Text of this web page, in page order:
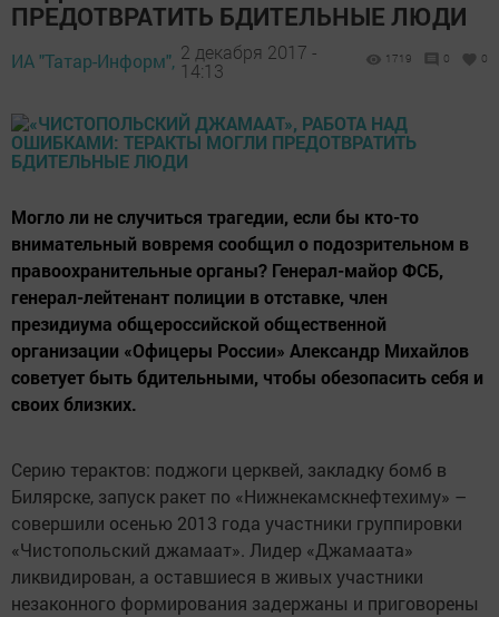
ПРЕДОТВРАТИТЬ БДИТЕЛЬНЫЕ ЛЮДИ
ИА "Татар-Информ", 2 декабря 2017 -
14:13
1719 0 0
Могло ли не случиться трагедии, если бы кто-то
внимательный вовремя сообщил о подозрительном в
правоохранительные органы? Генерал-майор ФСБ,
генерал-лейтенант полиции в отставке, член
президиума общероссийской общественной
организации «Офицеры России» Александр Михайлов
советует быть бдительными, чтобы обезопасить себя и
своих близких.
Серию терактов: поджоги церквей, закладку бомб в
Билярске, запуск ракет по «Нижнекамскнефтехиму» –
совершили осенью 2013 года участники группировки
«Чистопольский джамаат». Лидер «Джамаата»
ликвидирован, а оставшиеся в живых участники
незаконного формирования задержаны и приговорены